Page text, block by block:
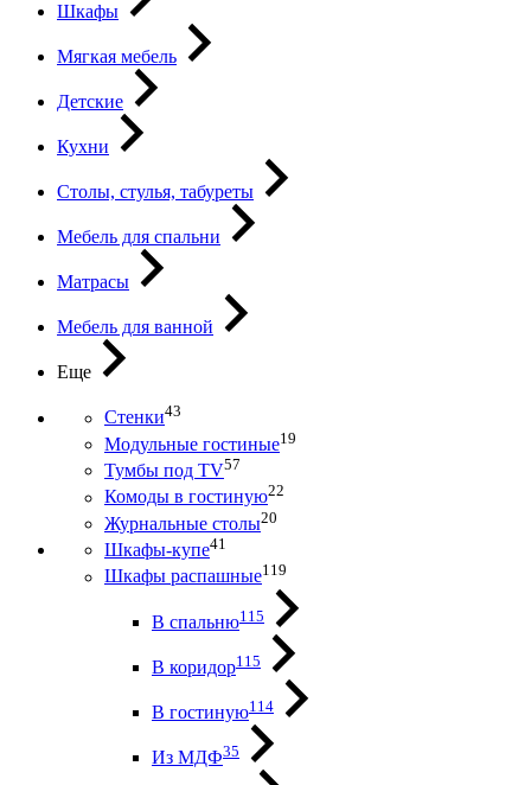
Шкафы
Мягкая мебель
Детские
Кухни
Столы, стулья, табуреты
Мебель для спальни
Матрасы
Мебель для ванной
Еще
Стенки43
Модульные гостиные19
Тумбы под ТV57
Комоды в гостиную22
Журнальные столы20
Шкафы-купе41
Шкафы распашные119
В спальню115
В коридор115
В гостиную114
Из МДФ35